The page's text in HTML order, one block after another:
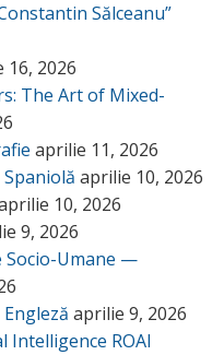
Sălceanu”
16, 2026
The Art of Mixed-
aprilie 11, 2026
aprilie 10, 2026
10, 2026
9, 2026
Socio-Umane —
aprilie 9, 2026
Intelligence ROAI